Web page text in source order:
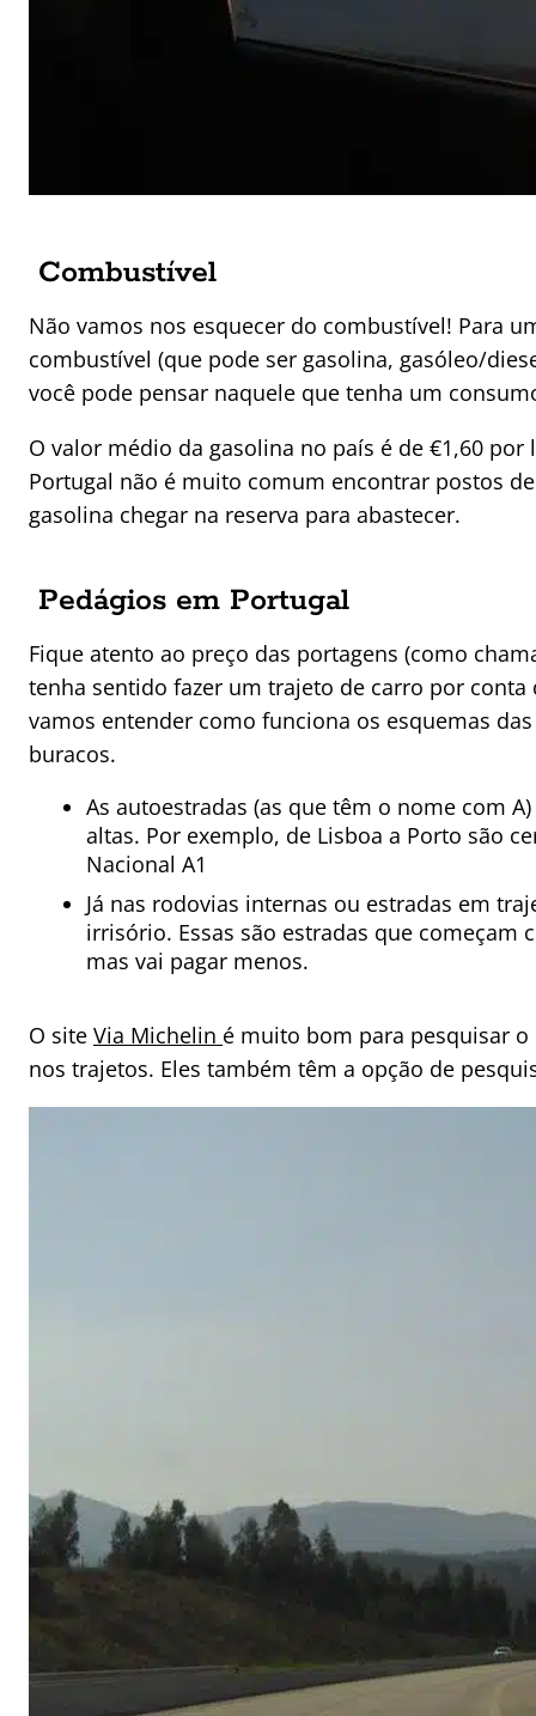
Combustível
Não vamos nos esquecer do combustível! Para
combustível (que pode ser gasolina, gasóleo/
você pode pensar naquele que tenha um
O valor médio da gasolina no país é de €1,60
Portugal não é muito comum encontrar postos
gasolina chegar na reserva para abastecer.
Pedágios em Portugal
Fique atento ao preço das portagens (como
tenha sentido fazer um trajeto de carro por
vamos entender como funciona os esquemas
buracos.
As autoestradas (as que têm o nome com
altas. Por exemplo, de Lisboa a Porto são
Nacional A1
Já nas rodovias internas ou estradas em
irrisório. Essas são estradas que começam
mas vai pagar menos.
O site Via Michelin é muito bom para pesquisar
nos trajetos. Eles também têm a opção de